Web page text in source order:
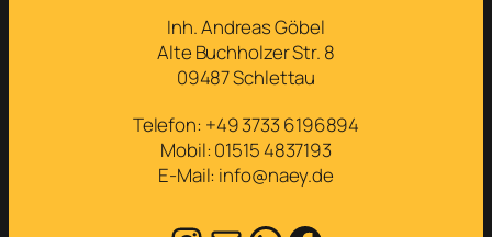
Inh. Andreas Göbel
Alte Buchholzer Str. 8
09487 Schlettau
Telefon: +49 3733 6196894
Mobil: 01515 4837193
E-Mail: info@naey.de